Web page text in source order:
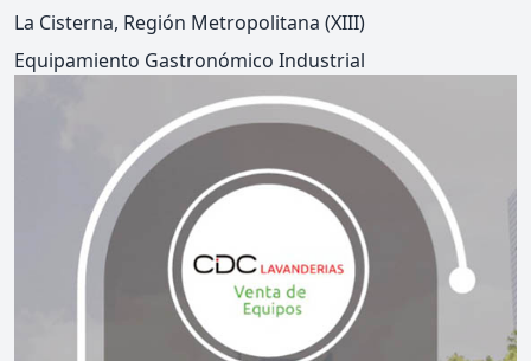
La Cisterna, Región Metropolitana (XIII)
Equipamiento Gastronómico Industrial